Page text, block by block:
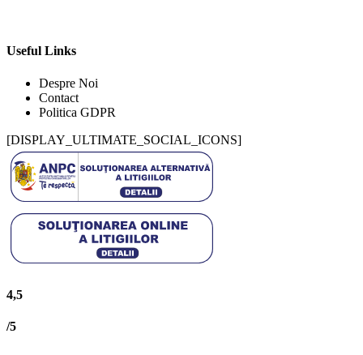
Useful Links
Despre Noi
Contact
Politica GDPR
[DISPLAY_ULTIMATE_SOCIAL_ICONS]
4,5
/5